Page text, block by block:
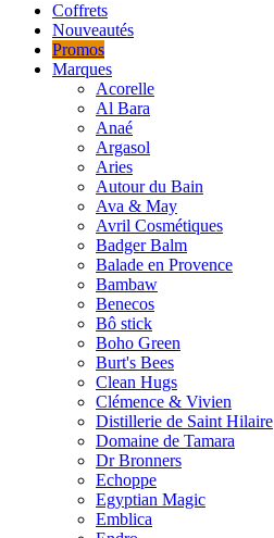
Coffrets
Nouveautés
Promos
Marques
Acorelle
Al Bara
Anaé
Argasol
Aries
Autour du Bain
Ava & May
Avril Cosmétiques
Badger Balm
Balade en Provence
Bambaw
Benecos
Bô stick
Boho Green
Burt's Bees
Clean Hugs
Clémence & Vivien
Distillerie de Saint Hilaire
Domaine de Tamara
Dr Bronners
Echoppe
Egyptian Magic
Emblica